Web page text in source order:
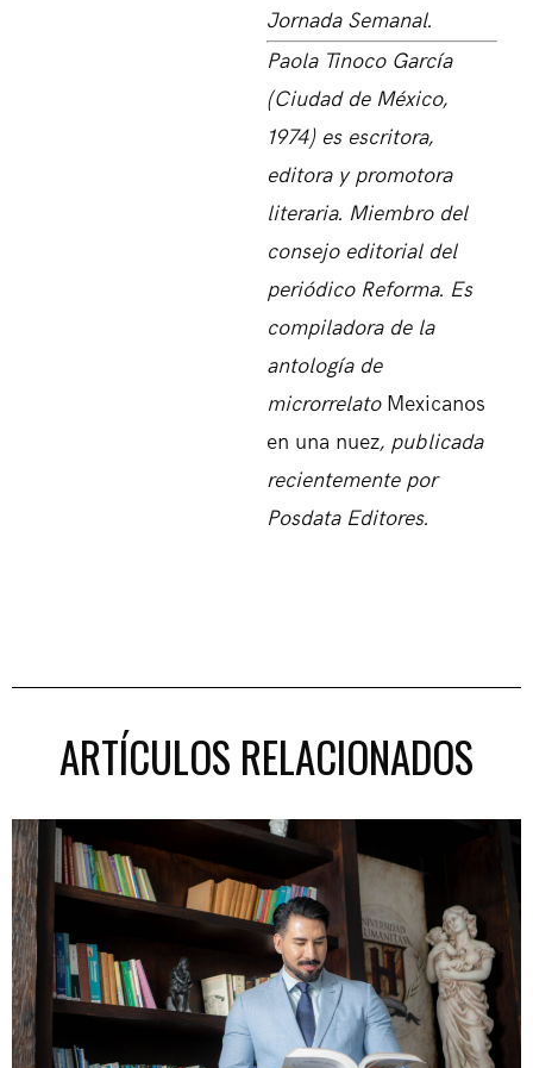
Jornada Semanal.
Paola Tinoco García
(Ciudad de México,
1974) es escritora,
editora y promotora
literaria. Miembro del
consejo editorial del
periódico Reforma. Es
compiladora de la
antología de
microrrelato Mexicanos
en una nuez, publicada
recientemente por
Posdata Editores.
ARTÍCULOS RELACIONADOS